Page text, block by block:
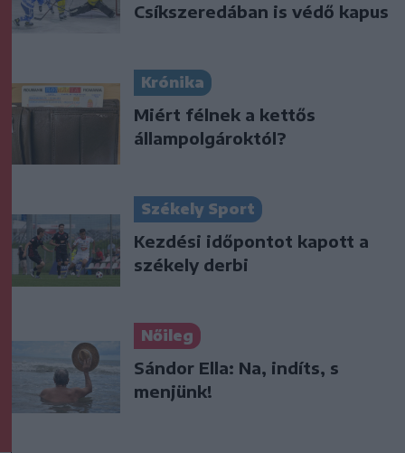
Csíkszeredában is védő kapus
Krónika
Miért félnek a kettős
állampolgároktól?
Székely Sport
Kezdési időpontot kapott a
székely derbi
Nőileg
Sándor Ella: Na, indíts, s
menjünk!